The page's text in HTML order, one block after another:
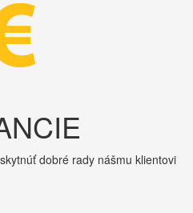
dobré rady nášmu klientovi